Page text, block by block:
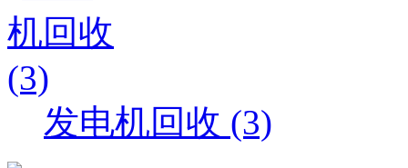
发电机回收 (3)